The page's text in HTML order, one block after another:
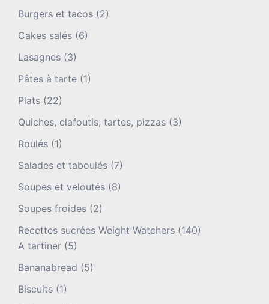
Burgers et tacos (2)
Cakes salés (6)
Lasagnes (3)
Pâtes à tarte (1)
Plats (22)
Quiches, clafoutis, tartes, pizzas (3)
Roulés (1)
Salades et taboulés (7)
Soupes et veloutés (8)
Soupes froides (2)
Recettes sucrées Weight Watchers (140)
A tartiner (5)
Bananabread (5)
Biscuits (1)